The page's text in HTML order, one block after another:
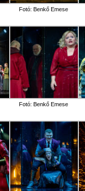
Fotó: Benkő Emese
Fotó: Benkő Emese